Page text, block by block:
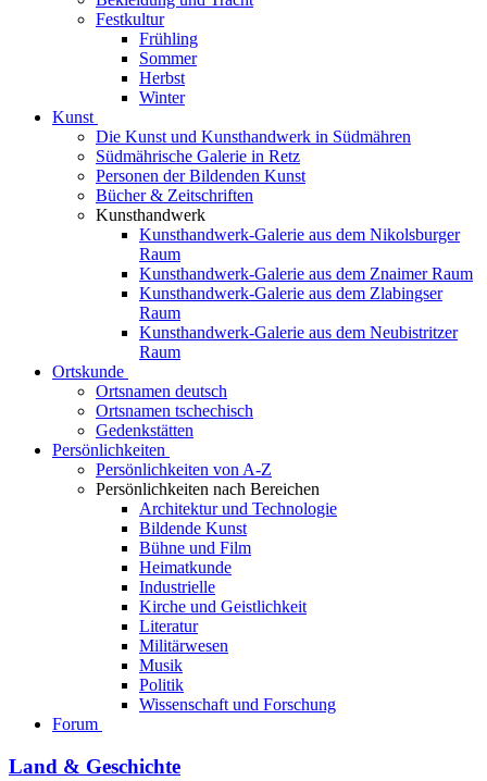
Festkultur
Frühling
Sommer
Herbst
Winter
Kunst
Die Kunst und Kunsthandwerk in Südmähren
Südmährische Galerie in Retz
Personen der Bildenden Kunst
Bücher & Zeitschriften
Kunsthandwerk
Kunsthandwerk-Galerie aus dem Nikolsburger
Raum
Kunsthandwerk-Galerie aus dem Znaimer Raum
Kunsthandwerk-Galerie aus dem Zlabingser
Raum
Kunsthandwerk-Galerie aus dem Neubistritzer
Raum
Ortskunde
Ortsnamen deutsch
Ortsnamen tschechisch
Gedenkstätten
Persönlichkeiten
Persönlichkeiten von A-Z
Persönlichkeiten nach Bereichen
Architektur und Technologie
Bildende Kunst
Bühne und Film
Heimatkunde
Industrielle
Kirche und Geistlichkeit
Literatur
Militärwesen
Musik
Politik
Wissenschaft und Forschung
Forum
Land & Geschichte